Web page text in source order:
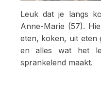
Leuk dat je langs
Anne-Marie (57).
eten, koken, uit eten
en alles wat het
sprankelend maakt.